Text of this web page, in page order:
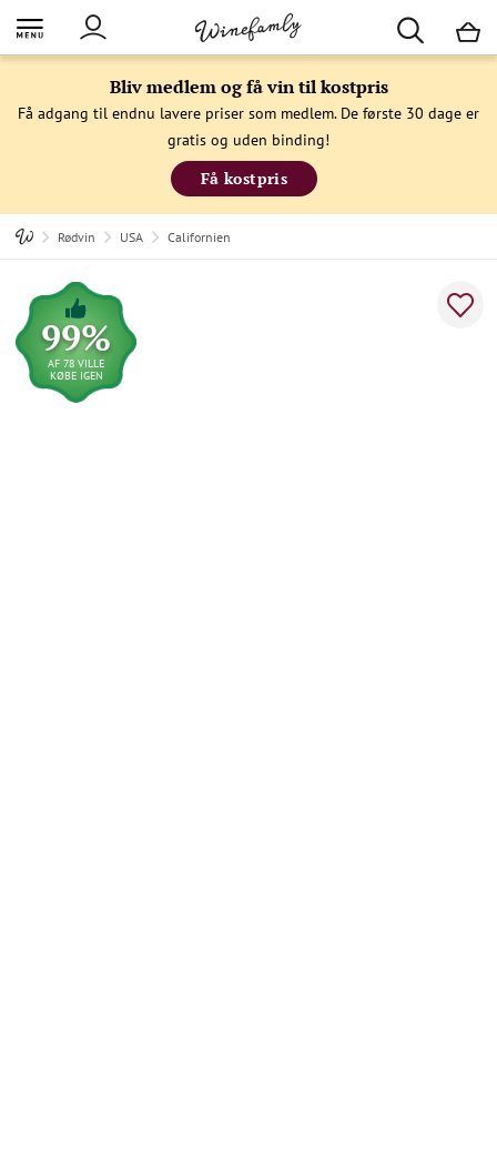
Bliv medlem og få vin til kostpris
Få adgang til endnu lavere priser som medlem. De første 30 dage er
gratis og uden binding!
Få kostpris
Rødvin USA Californien
99%
AF 78 VILLE
KØBE IGEN